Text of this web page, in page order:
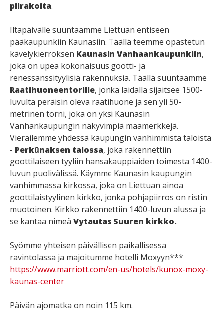
piirakoita.
Iltapäivälle suuntaamme Liettuan entiseen
pääkaupunkiin Kaunasiin. Täällä teemme opastetun
kävelykierroksen Kaunasin Vanhaankaupunkiin,
joka on upea kokonaisuus gootti- ja
renessanssityylisiä rakennuksia. Täällä suuntaamme
Raatihuoneentorille, jonka laidalla sijaitsee 1500-
luvulta peräisin oleva raatihuone ja sen yli 50-
metrinen torni, joka on yksi Kaunasin
Vanhankaupungin näkyvimpiä maamerkkejä.
Vierailemme yhdessä kaupungin vanhimmista taloista
- Perkūnaksen talossa, joka rakennettiin
goottilaiseen tyyliin hansakauppiaiden toimesta 1400-
luvun puolivälissä. Käymme Kaunasin kaupungin
vanhimmassa kirkossa, joka on Liettuan ainoa
goottilaistyylinen kirkko, jonka pohjapiirros on ristin
muotoinen. Kirkko rakennettiin 1400-luvun alussa ja
se kantaa nimeä Vytautas Suuren kirkko.
Syömme yhteisen päivällisen paikallisessa
ravintolassa ja majoitumme hotelli Moxyyn***
https://www.marriott.com/en-us/hotels/kunox-moxy-
kaunas-center
Päivän ajomatka on noin 115 km.